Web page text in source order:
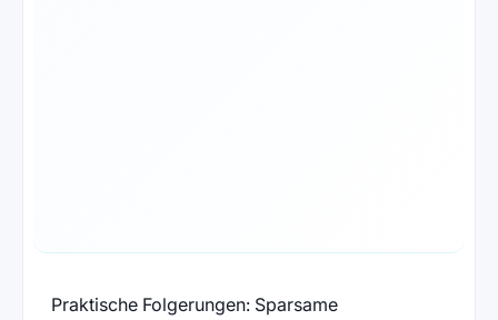
Praktische Folgerungen: Sparsame